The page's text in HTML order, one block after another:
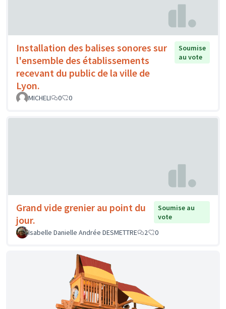
Installation des balises sonores sur
l'ensemble des établissements
recevant du public de la ville de
Lyon.
Soumise
au vote
MICHELI 0 0
Grand vide grenier au point du
jour.
Soumise au
vote
Isabelle Danielle Andrée DESMETTRE
2 0